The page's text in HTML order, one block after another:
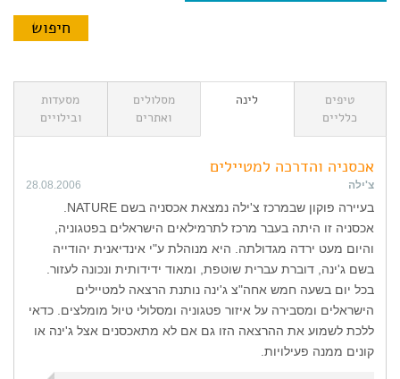
טיפים
כלליים
לינה
מסלולים
ואתרים
מסעדות
ובילויים
אכסניה והדרכה למטיילים
צ'ילה 28.08.2006
אכסניה זו היתה בעבר מרכז לתרמילאים הישראלים בפטגוניה,
והיום מעט ירדה מגדולתה. היא מנוהלת ע"י אינדיאנית יהודייה
בשם ג'ינה, דוברת עברית שוטפת, ומאוד ידידותית ונכונה לעזור.
בכל יום בשעה חמש אחה"צ ג'ינה נותנת הרצאה למטיילים
הישראלים ומסבירה על איזור פטגוניה ומסלולי טיול מומלצים. כדאי
ללכת לשמוע את ההרצאה הזו גם אם לא מתאכסנים אצל ג'ינה או
קונים ממנה פעילויות.